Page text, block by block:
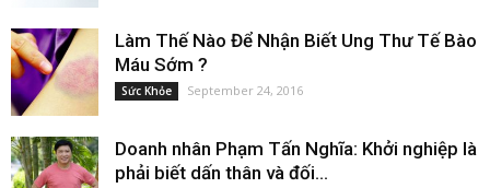
Làm Thế Nào Để Nhận Biết Ung Thư Tế Bào
Máu Sớm ?
Sức Khỏe September 24, 2016
Doanh nhân Phạm Tấn Nghĩa: Khởi nghiệp là
phải biết dấn thân và đối...